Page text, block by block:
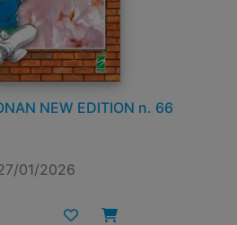
NEW EDITION n. 66
01/2026